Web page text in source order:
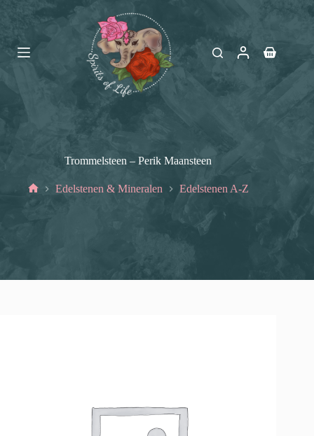
Trommelsteen – Perik Maansteen
Edelstenen & Mineralen Edelstenen A-Z